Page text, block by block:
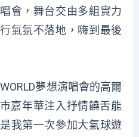
會，舞台交由多組實力
氣氛不落地，嗨到最後
夢想演唱會的高爾
嘉年華注入抒情饒舌能
我第一次參加大氣球遊